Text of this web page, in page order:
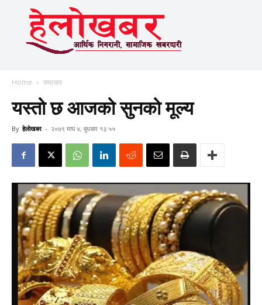
Home समाचार
यस्तो छ आजको सुनको मूल्य
By हेलाेखबर - २०७९ माघ ४, बुधबार १३:५५